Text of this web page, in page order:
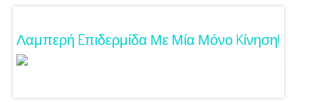
Λαμπερή Eπιδερμίδα Με Μία Μόνο Kίνηση!